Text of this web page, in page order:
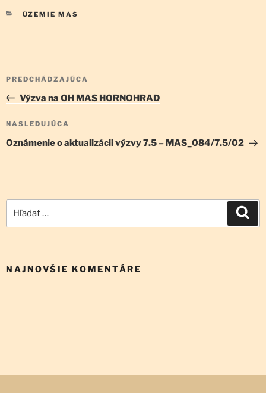
KATEGÓRIE
ÚZEMIE MAS
Navigácia
článku
Predchádzajúci
článok
PREDCHÁDZAJÚCA
Výzva na OH MAS HORNOHRAD
Ďalší
článok
NASLEDUJÚCA
Oznámenie o aktualizácii výzvy 7.5 – MAS_084/7.5/02
NAJNOVŠIE KOMENTÁRE